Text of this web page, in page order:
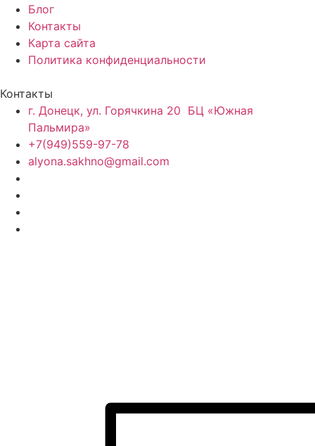
Блог
Контакты
Карта сайта
Политика конфиденциальности
Контакты
г. Донецк, ул. Горячкина 20 БЦ «Южная
Пальмира»
+7(949)559-97-78
alyona.sakhno@gmail.com